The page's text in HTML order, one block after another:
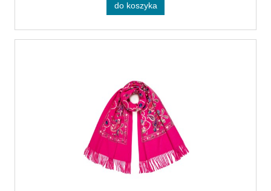
do koszyka